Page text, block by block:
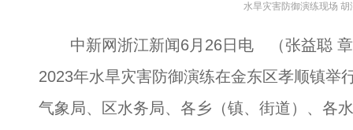
水旱灾害防御演练现场 胡
中新网浙江新闻6月26日电 （张益聪 章
2023年水旱灾害防御演练在金东区孝顺镇举
气象局、区水务局、各乡（镇、街道）、各